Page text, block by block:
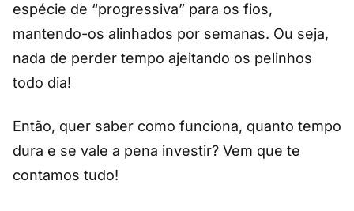
espécie de “progressiva” para os fios,
mantendo-os alinhados por semanas. Ou seja,
nada de perder tempo ajeitando os pelinhos
todo dia!
Então, quer saber como funciona, quanto tempo
dura e se vale a pena investir? Vem que te
contamos tudo!